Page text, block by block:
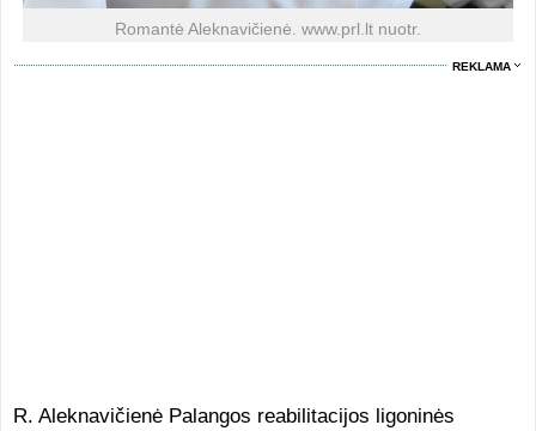
Romantė Aleknavičienė. www.prl.lt nuotr.
REKLAMA
R. Aleknavičienė Palangos reabilitacijos ligoninės